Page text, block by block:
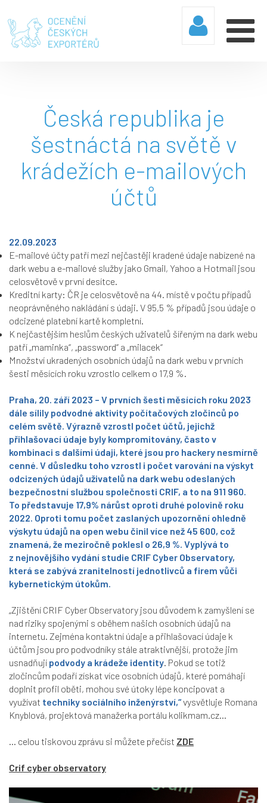
Česká republika je
šestnáctá na světě v
krádežích e-mailových
účtů
22.09.2023
E-mailové účty patří mezi nejčastěji kradené údaje nabízené na
dark webu a e-mailové služby jako Gmail, Yahoo a Hotmail jsou
celosvětově v první desítce.
Kreditní karty: ČR je celosvětově na 44. místě v počtu případů
neoprávněného nakládání s údaji. V 95,5 % případů jsou údaje o
odcizené platební kartě kompletní.
K nejčastějším heslům českých uživatelů šířeným na dark webu
patří „maminka“, „password“ a „milacek“
Množství ukradených osobních údajů na dark webu v prvních
šesti měsících roku vzrostlo celkem o 17,9 %.
Praha, 20. září 2023 – V prvních šesti měsících roku 2023
dále sílily podvodné aktivity počítačových zločinců po
celém světě. Výrazně vzrostl počet účtů, jejichž
přihlašovací údaje byly kompromitovány, často v
kombinaci s dalšími údaji, které jsou pro hackery nesmírně
cenné. V důsledku toho vzrostl i počet varování na výskyt
odcizených údajů uživatelů na dark webu odeslaných
bezpečnostní službou společnosti CRIF, a to na 911 960.
To představuje 17,9% nárůst oproti druhé polovině roku
2022. Oproti tomu počet zaslaných upozornění ohledně
výskytu údajů na open webu činil více než 45 600, což
znamená, že meziročně poklesl o 26,9 %. Vyplývá to
z nejnovějšího vydání studie CRIF Cyber Observatory,
která se zabývá zranitelností jednotlivců a firem vůči
kybernetickým útokům.
„Zjištění CRIF Cyber Observatory jsou důvodem k zamyšlení se
nad riziky spojenými s oběhem našich osobních údajů na
internetu. Zejména kontaktní údaje a přihlašovací údaje k
účtům jsou pro podvodníky stále atraktivnější, protože jim
usnadňují podvody a krádeže identity. Pokud se totiž
zločincům podaří získat více osobních údajů, které pomáhají
doplnit profil oběti, mohou své útoky lépe koncipovat a
využívat techniky sociálního inženýrství,“vysvětluje Romana
Knyblová, projektová manažerka portálu kolikmam.cz...
... celou tiskovou zprávu si můžete přečíst ZDE
Crif cyber observatory